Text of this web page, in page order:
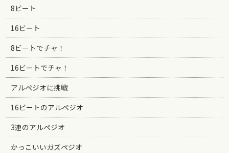
8ビート
16ビート
8ビートでチャ！
16ビートでチャ！
アルペジオに挑戦
16ビートのアルペジオ
3連のアルペジオ
かっこいいガズペジオ